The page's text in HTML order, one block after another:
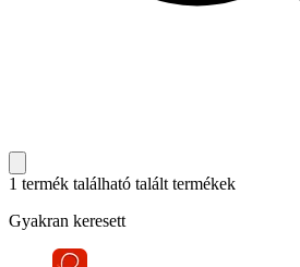
1 termék található talált termékek
Gyakran keresett